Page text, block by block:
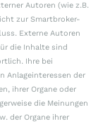
Autoren (wie z.B.
zur Smartbroker-
Externe Autoren
die Inhalte sind
Ihre bei
Anlageinteressen der
ihrer Organe oder
die Meinungen
der Organe ihrer